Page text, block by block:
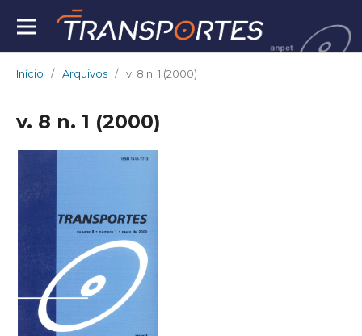
Início / Arquivos / v. 8 n. 1 (2000)
v. 8 n. 1 (2000)